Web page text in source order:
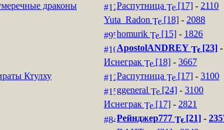
драконы
Распутница
[17] - 2110
Yuta_Radon
[18] - 2088
homurik
[15] - 1826
Ктулху
ApostolANDREY [23] -
Иснеграк
[18] - 3667
Распутница
[17] - 3100
ggeneral
[24] - 3100
Иснеграк
[17] - 2821
Рейнджер777 [21] -